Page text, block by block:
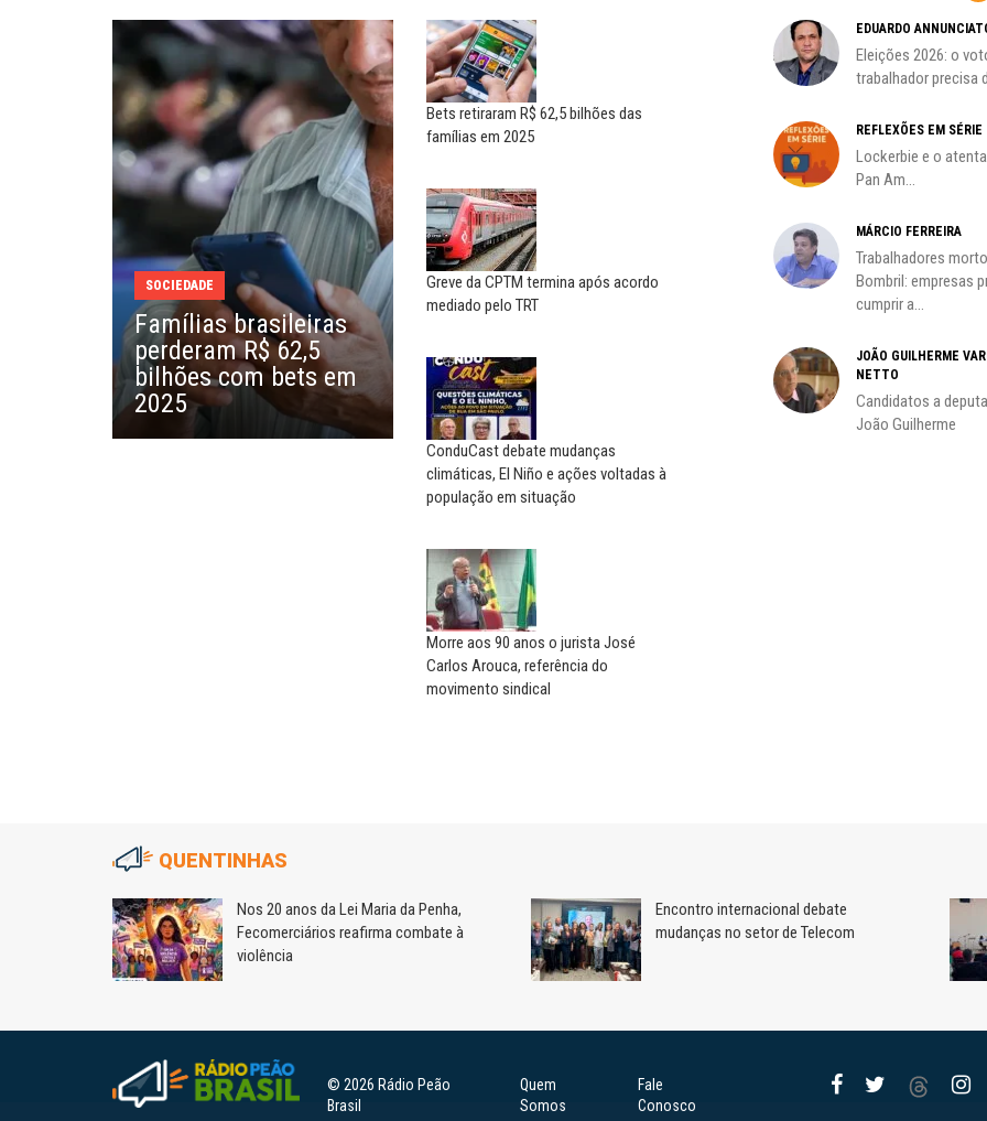
SOCIEDADE
Famílias brasileiras
perderam R$ 62,5
bilhões com bets em
2025
Bets retiraram R$ 62,5 bilhões das
famílias em 2025
Greve da CPTM termina após acordo
mediado pelo TRT
ConduCast debate mudanças
climáticas, El Niño e ações voltadas à
população em situação
Morre aos 90 anos o jurista José
Carlos Arouca, referência do
movimento sindical
Sindec: 94 anos de união e
MARIA AUXILIADORA
Agosto Lilás: todos e todas no
combate à...
EDUARDO ANNUNCIATO CHICÃO
Sem salário digno e proteção
social, não existe...
EUSÉBIO PINTO NETO
A fortaleza do sindicato
SERGIO LUIZ LEITE (SERGINHO)
Saúde mental:
responsabilidade de todos
MARCOS VERLAINE
Nem reconstruir, nem
reinventar, o sindicalismo
precisa voltar...
MIGUEL TORRES
A luta continua: agora o foco é
o...
CARLOS LOPES
O resgate do nosso Estado
Nacional; por Carlos...
A geopolítica nas eleições de
EDUARDO
Eleições 2026: o
trabalhador precisa
REFLEXÕES EM SÉRIE
Lockerbie e o
Pan Am...
MÁRCIO FERREIRA
Trabalhadores
Bombril: empresas
cumprir a...
JOÃO GUILHERME
NETTO
Candidatos a
João Guilherme
QUENTINHAS
Nos 20 anos da Lei Maria da Penha,
Fecomerciários reafirma combate à
violência
Encontro internacional debate
mudanças no setor de Telecom
© 2026 Rádio Peão
Brasil
Quem
Somos
Fale
Conosco